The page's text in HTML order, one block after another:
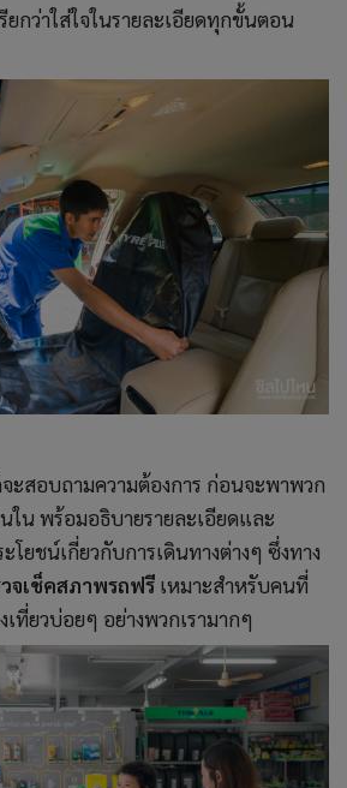
ยกว่าใส่ใจในรายละเอียดทุกขั้นตอน
ะสอบถามความต้องการ ก่อนจะพาพวก
นใน พร้อมอธิบายรายละเอียดและ
ยชน์เกี่ยวกับการเดินทางต่างๆ ซึ่งทาง
จเช็คสภาพรถฟรี เหมาะสำหรับคนที่
ที่ยวบ่อยๆ อย่างพวกเรามากๆ